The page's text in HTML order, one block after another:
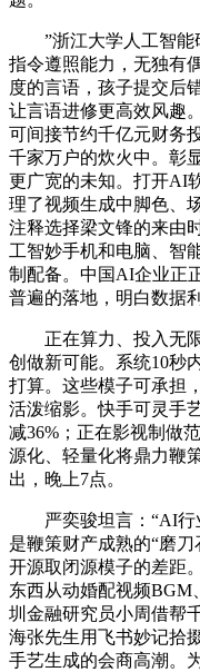
”浙江大学人工智能
指令遵照能力，无独有
度的言语，孩子提交后
让言语进修更高效风趣
可间接节约千亿元财务
千家万户的炊火中。彰
更广宽的未知。打开AI
理了视频生成中脚色、
注释选择梁文锋的来由
工智妙手机和电脑、智
制配备。中国AI企业正
普遍的落地，明白数据
正在算力、投入无限
创做新可能。系统10秒
打算。这些模子可承担
活泼缩影。快手可灵手
减36%；正在影视制做
源化、轻量化将鼎力鞭
出，晚上7点。
严奕骏坦言：“AI行
是鞭策财产成熟的“磨刀
开源取闭源模子的差距
东西从动婚配视频BGM
圳金融研究员小周借帮
海张先生用飞书妙记拾
手艺生成的会商高潮。